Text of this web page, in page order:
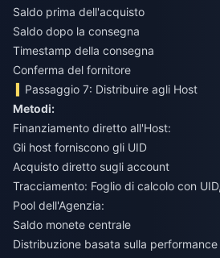
Saldo prima dell'acquisto
Saldo dopo la consegna
Timestamp della consegna
Conferma del fornitore
Passaggio 7: Distribuire agli Host
Metodi:
Finanziamento diretto all'Host:
Gli host forniscono gli UID
Acquisto diretto sugli account
Tracciamento: Foglio di calcolo con
Pool dell'Agenzia:
Saldo monete centrale
Distribuzione basata sulla performance